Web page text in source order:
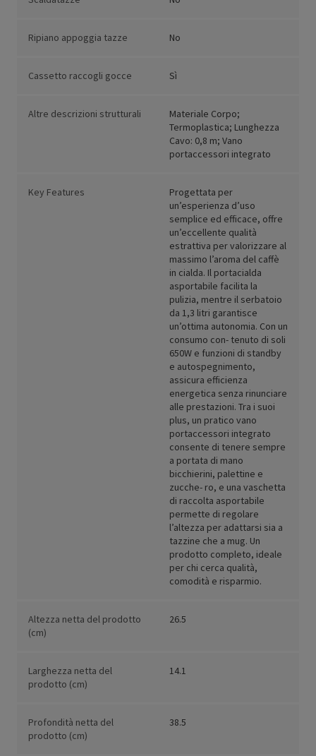
Ripiano appoggia tazze No
Cassetto raccogli gocce Sì
Altre descrizioni strutturali
Materiale Corpo;
Termoplastica; Lunghezza
Cavo: 0,8 m; Vano
portaccessori integrato
Key Features
Progettata per
un’esperienza d’uso
semplice ed efficace, offre
un’eccellente qualità
estrattiva per valorizzare al
massimo l’aroma del caffè
in cialda. Il portacialda
asportabile facilita la
pulizia, mentre il serbatoio
da 1,3 litri garantisce
un’ottima autonomia. Con un
consumo con- tenuto di soli
650W e funzioni di standby
e autospegnimento,
assicura efficienza
energetica senza rinunciare
alle prestazioni. Tra i suoi
plus, un pratico vano
portaccessori integrato
consente di tenere sempre
a portata di mano
bicchierini, palettine e
zucche- ro, e una vaschetta
di raccolta asportabile
permette di regolare
l’altezza per adattarsi sia a
tazzine che a mug. Un
prodotto completo, ideale
per chi cerca qualità,
comodità e risparmio.
Altezza netta del prodotto
(cm)
26.5
Larghezza netta del
prodotto (cm)
14.1
Profondità netta del
prodotto (cm)
38.5